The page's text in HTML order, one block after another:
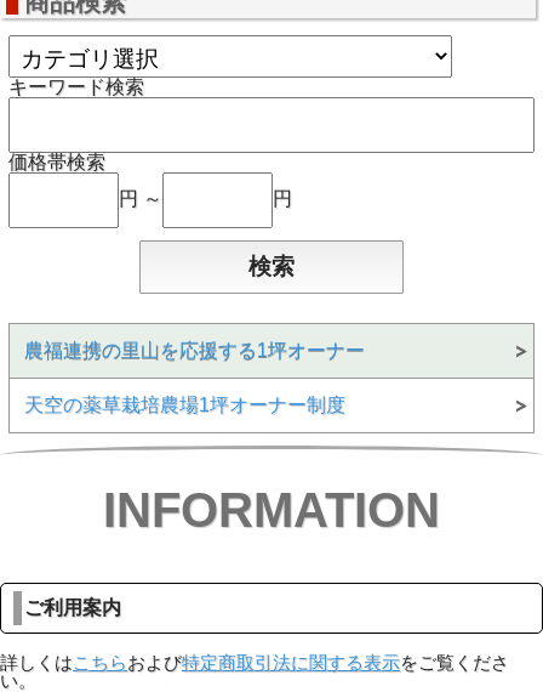
キーワード検索
価格帯検索
円 ～
円
農福連携の里山を応援する1坪オーナー
天空の薬草栽培農場1坪オーナー制度
INFORMATION
ご利用案内
詳しくはこちらおよび特定商取引法に関する表示をご覧くださ
い。